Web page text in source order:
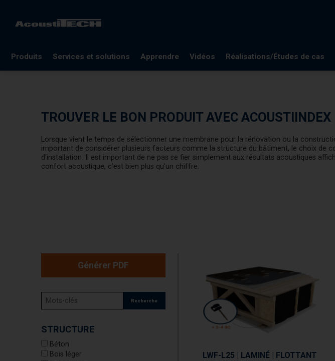
Produits Services et solutions Apprendre
Lexique
Références
Webinaires
Vidéos Réalisations/Études de cas
TROUVER LE BON PRODUIT AVEC ACOUSTIINDEX
Lorsque vient le temps de sélectionner une membrane pour la rénovation ou la
important de considérer plusieurs facteurs comme la structure du bâtiment, le choix de
d’installation. Il est important de ne pas se fier simplement aux résultats acoustiques
confort acoustique, c’est bien plus qu’un chiffre.
Générer PDF
Recherche
STRUCTURE
Béton
Bois léger
LWF-L25 | LAMINÉ | FLOTTANT